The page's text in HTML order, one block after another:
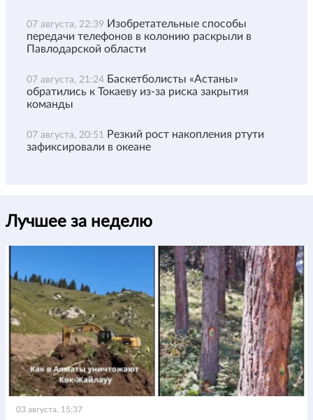
07 августа, 22:39 Изобретательные способы
передачи телефонов в колонию раскрыли в
Павлодарской области
07 августа, 21:24 Баскетболисты «Астаны»
обратились к Токаеву из-за риска закрытия
команды
07 августа, 20:51 Резкий рост накопления ртути
зафиксировали в океане
Лучшее за неделю
03 августа, 15:37